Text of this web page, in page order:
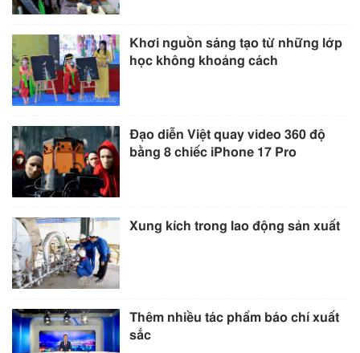
Khơi nguồn sáng tạo từ những lớp
học không khoảng cách
Đạo diễn Việt quay video 360 độ
bằng 8 chiếc iPhone 17 Pro
Xung kích trong lao động sản xuất
Thêm nhiều tác phẩm báo chí xuất
sắc